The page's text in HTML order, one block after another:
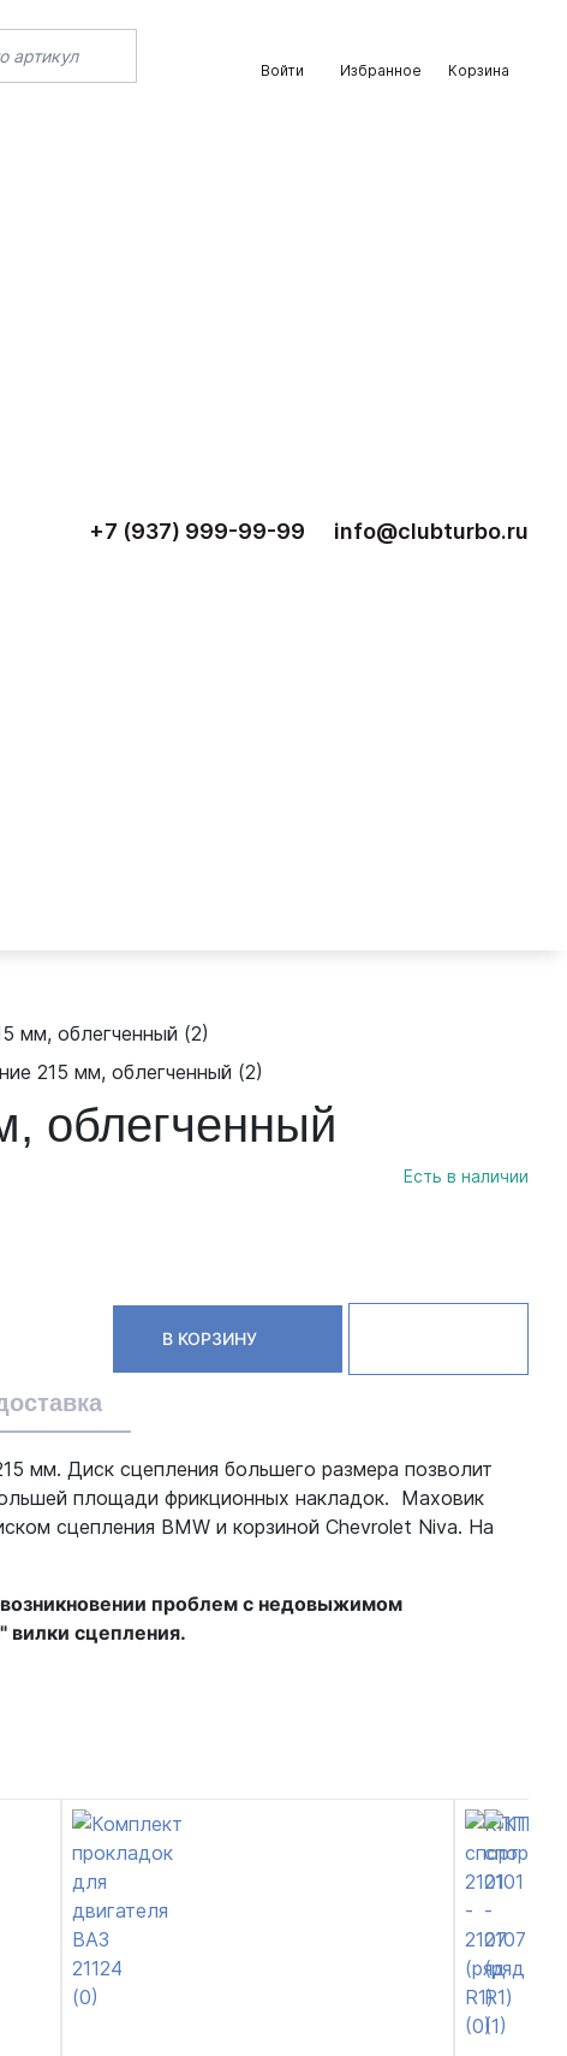
Войти Избранное Корзина
+7 (937) 999-99-99 info@clubturbo.ru
облегченный
Есть в наличии
В КОРЗИНУ
мм. Диск сцепления большего размера позволит
площади фрикционных накладок. Маховик
сцепления BMW и корзиной Chevrolet Niva. На
проблем с недовыжимом
вилки сцепления.